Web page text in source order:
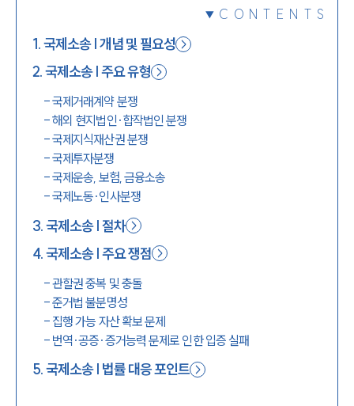
CONTENTS
1.국제소송 | 개념 및 필요성
2.국제소송 | 주요 유형
-국제거래계약 분쟁
-해외 현지법인·합작법인 분쟁
-국제지식재산권 분쟁
-국제투자분쟁
-국제운송, 보험, 금융소송
-국제노동·인사분쟁
3.국제소송 | 절차
4.국제소송 | 주요 쟁점
-관할권 중복 및 충돌
-준거법 불분명성
- 집행 가능 자산 확보 문제
- 번역·공증·증거능력 문제로 인한 입증 실패
5.국제소송 | 법률 대응 포인트